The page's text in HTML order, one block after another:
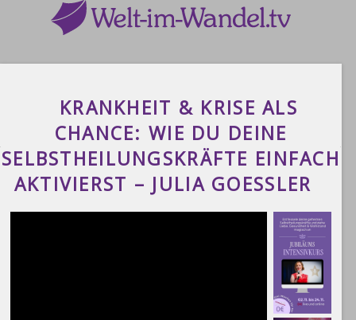
KRANKHEIT & KRISE ALS
CHANCE: WIE DU DEINE
SELBSTHEILUNGSKRÄFTE EINFACH
AKTIVIERST – JULIA GOESSLER